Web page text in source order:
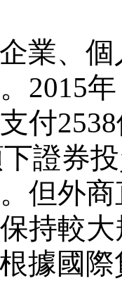
企業、
2015
付2538
證券
但外
持較
根據國